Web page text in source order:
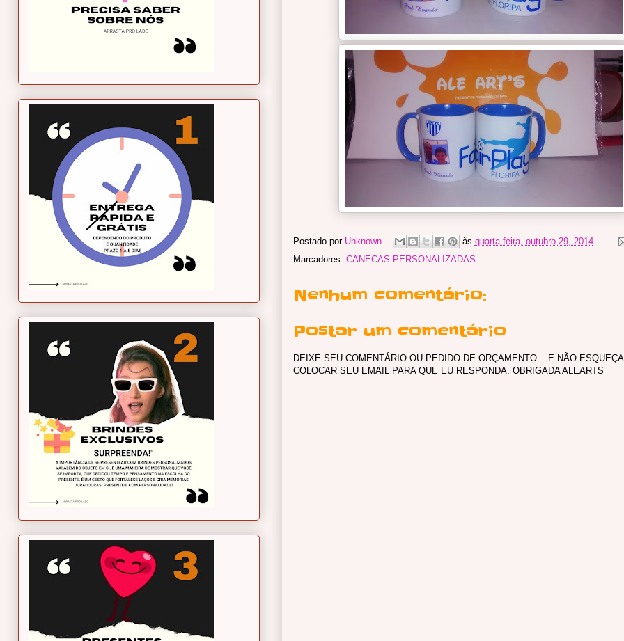
Postado por Unknown às quarta-feira, outubro 29, 2014
Marcadores: CANECAS PERSONALIZADAS
Nenhum comentário:
Postar um comentário
DEIXE SEU COMENTÁRIO OU PEDIDO DE ORÇAMENTO... E NÃO
COLOCAR SEU EMAIL PARA QUE EU RESPONDA. OBRIGADA ALEARTS